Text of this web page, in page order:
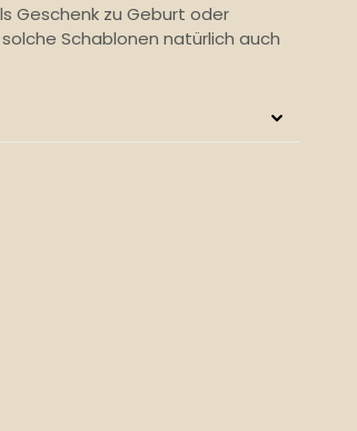
Geschenk zu Geburt oder
Schablonen natürlich auch